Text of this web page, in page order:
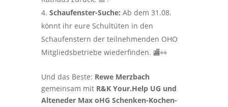
Schaufenster-Suche: Ab dem 31.08.
könnt ihr eure Schultüten in den
Schaufenstern der teilnehmenden OHO
Mitgliedsbetriebe wiederfinden. 🏬👀
Und das Beste: Rewe Merzbach
gemeinsam mit R&K Your.Help UG und
Alteneder Max oHG Schenken-Kochen-